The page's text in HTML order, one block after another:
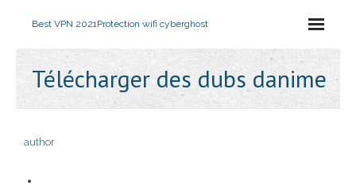
Best VPN 2021Protection wifi cyberghost
Télécharger des dubs danime
author